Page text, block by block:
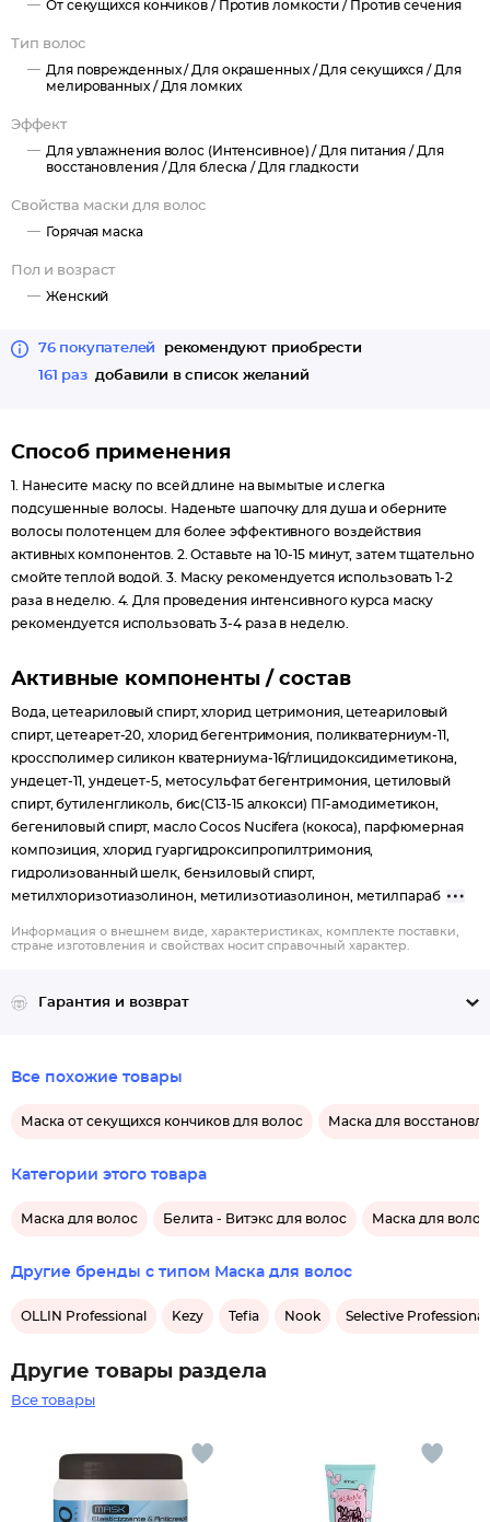
От секущихся кончиков / Против ломкости / Против сечения
Тип волос
Для поврежденных / Для окрашенных /Для секущихся / Для
мелированных / Для ломких
Эффект
Для увлажнения волос (Интенсивное) / Для питания / Для
восстановления /Для блеска / Для гладкости
Свойства маски для волос
Горячая маска
Пол и возраст
Женский
76 покупателей
рекомендуют приобрести
161 раз добавили в список желаний
Способ применения
1. Нанесите маску по всей длине на вымытые и слегка
подсушенные волосы. Наденьте шапочку для душа и оберните
волосы полотенцем для более эффективного воздействия
активных компонентов. 2. Оставьте на 10-15 минут, затем тщательно
смойте теплой водой. 3. Маску рекомендуется использовать 1-2
раза в неделю. 4. Для проведения интенсивного курса маску
рекомендуется использовать 3-4 раза в неделю.
Активные компоненты / состав
Вода, цетеариловый спирт, хлорид цетримония, цетеариловый
спирт, цетеарет-20, хлорид бегентримония, поликватерниум-11,
кроссполимер силикон кватерниума-16/глицидоксидиметикона,
ундецет-11, ундецет-5, метосульфат бегентримония, цетиловый
спирт, бутиленгликоль, бис(С13-15 алкокси) ПГ-амодиметикон,
бегениловый спирт, масло Cocos Nucifera (кокоса), парфюмерная
композиция, хлорид гуаргидроксипропилтримония,
гидролизованный шелк, бензиловый спирт,
метилхлоризотиазолинон, метилизотиазолинон, метилпараб
Информация о внешнем виде, характеристиках, комплекте поставки,
стране изготовления и свойствах носит справочный характер.
Гарантия и возврат
Все похожие товары
Маска от секущихся кончиков для волос Маска для
Категории этого товара
Маска для волос Белита - Витэкс для волос Маска для
Другие бренды с типом Маска для волос
OLLIN Professional Kezy Tefia Nook Selective Professional
Другие товары раздела
Все товары